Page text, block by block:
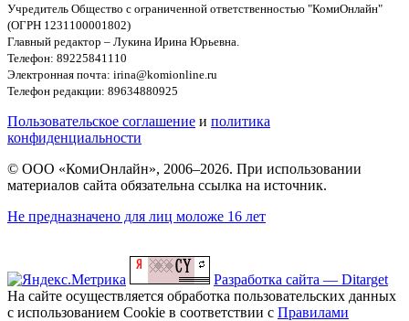
Учредитель Общество с ограниченной ответственностью "КомиОнлайн"
(ОГРН 1231100001802)
Главный редактор – Лукина Ирина Юрьевна.
Телефон: 89225841110
Электронная почта: irina@komionline.ru
Телефон редакции: 89634880925
Пользовательское соглашение и политика
конфиденциальности
© ООО «КомиОнлайн», 2006–2026. При использовании
материалов сайта обязательна ссылка на источник.
Не предназначено для лиц моложе 16 лет
Разработка сайта — Ditarget
На сайте осуществляется обработка пользовательских данных
с использованием Cookie в соответствии с Правилами